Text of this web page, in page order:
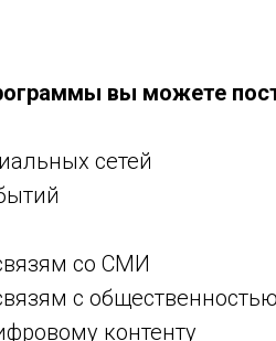
вы можете
сетей
со СМИ
с общественностью
контенту